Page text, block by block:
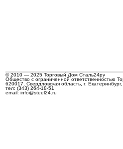
© 2010 — 2025 Торговый Дом Сталь24ру
Общество с ограниченной ответственностью
620017, Свердловская область, г.
тел: (343) 264-18-51
email: info@steel24.ru